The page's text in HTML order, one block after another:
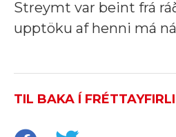
Streymt var beint frá
upptöku af henni má
TIL BAKA Í